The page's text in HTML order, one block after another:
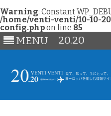
Warning: Constant
/home/venti-venti/10-10-
config.phpon line 85
MENU 20.20